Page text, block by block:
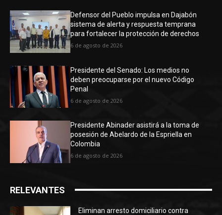
Defensor del Pueblo impulsa en Dajabón
sistema de alerta y respuesta temprana
para fortalecer la protección de derechos
6 de agosto de 2026
Presidente del Senado: Los medios no
deben preocuparse por el nuevo Código
Penal
6 de agosto de 2026
Presidente Abinader asistirá a la toma de
posesión de Abelardo de la Espriella en
Colombia
6 de agosto de 2026
RELEVANTES
Eliminan arresto domiciliario contra